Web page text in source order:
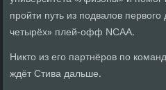
пройти путь из подвалов
четырёх» плей-офф NCAA.
Никто из его партнёров по
ждёт Стива дальше.